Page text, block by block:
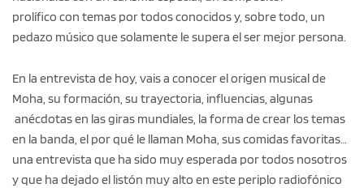
prolífico con temas por todos conocidos y, sobre todo, un
pedazo músico que solamente le supera el ser mejor persona.
En la entrevista de hoy, vais a conocer el origen musical de
Moha, su formación, su trayectoria, influencias, algunas
anécdotas en las giras mundiales, la forma de crear los temas
en la banda, el por qué le llaman Moha, sus comidas favoritas…
una entrevista que ha sido muy esperada por todos nosotros
y que ha dejado el listón muy alto en este periplo radiofónico